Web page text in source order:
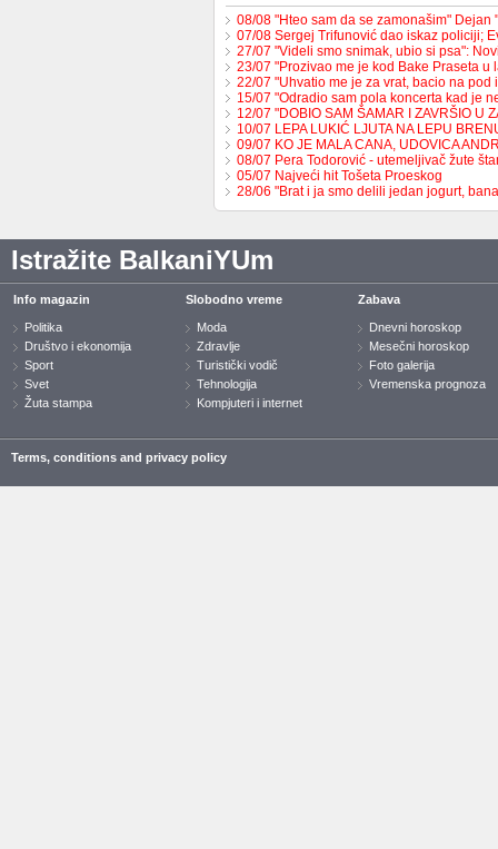
08/08 "Hteo sam da se zamonašim"
07/08 Sergej Trifunović dao iskaz policiji;
27/07 "Videli smo snimak, ubio si psa":
23/07 "Prozivao me je kod Bake Praseta
22/07 "Uhvatio me je za vrat, bacio na
15/07 "Odradio sam pola koncerta kad je
12/07 "DOBIO SAM ŠAMAR I ZAVRŠIO U
10/07 LEPA LUKIĆ LJUTA NA LEPU
09/07 KO JE MALA CANA, UDOVICA
08/07 Pera Todorović - utemeljivač žute
05/07 Najveći hit Tošeta Proeskog
28/06 "Brat i ja smo delili jedan jogurt,
Istražite BalkaniYUm
Info magazin
Politika
Društvo i ekonomija
Sport
Svet
Žuta stampa
Slobodno vreme
Moda
Zdravlje
Turistički vodič
Tehnologija
Kompjuteri i internet
Zabava
Dnevni horoskop
Mesečni horoskop
Foto galerija
Vremenska prognoza
Terms, conditions and privacy policy